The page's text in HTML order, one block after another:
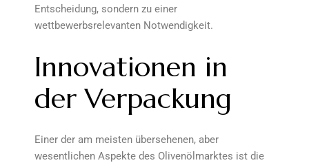
Entscheidung, sondern zu einer
wettbewerbsrelevanten Notwendigkeit.
Innovationen in
der Verpackung
Einer der am meisten übersehenen, aber
wesentlichen Aspekte des Olivenölmarktes ist die